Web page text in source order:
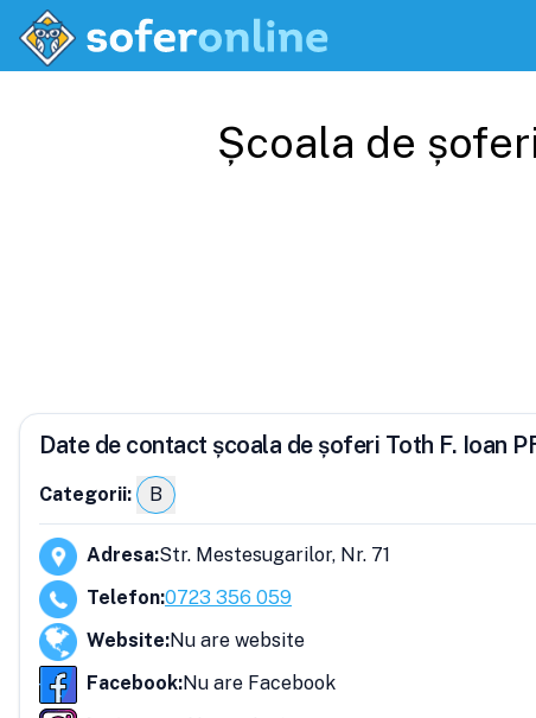
Școala de
Date de contact școala de șoferi Toth F. Ioan
Categorii: B
Adresa:Str. Mestesugarilor, Nr. 71
Telefon:0723 356 059
Website:Nu are website
Facebook:Nu are Facebook